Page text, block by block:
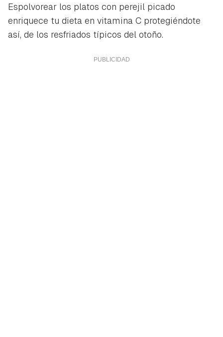
Espolvorear los platos con perejil picado
enriquece tu dieta en vitamina C protegiéndote
así, de los resfriados típicos del otoño.